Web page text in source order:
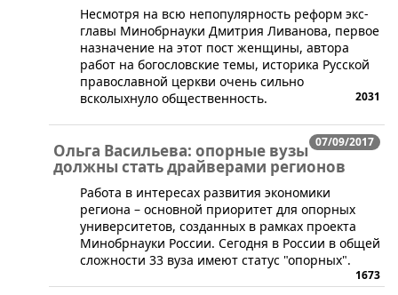
​Несмотря на всю непопулярность реформ экс-
главы Минобрнауки Дмитрия Ливанова, первое
назначение на этот пост женщины, автора
работ на богословские темы, историка Русской
православной церкви очень сильно
всколыхнуло общественность.
2031
07/09/2017
Ольга Васильева: опорные вузы
должны стать драйверами регионов
Работа в интересах развития экономики
региона – основной приоритет для опорных
университетов, созданных в рамках проекта
Минобрнауки России. Сегодня в России в общей
сложности 33 вуза имеют статус "опорных".
1673